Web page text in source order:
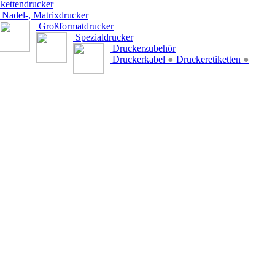
Nadel-, Matrixdrucker
Großformatdrucker
Spezialdrucker
Druckerzubehör
Druckerkabel ● Druckeretiketten ●